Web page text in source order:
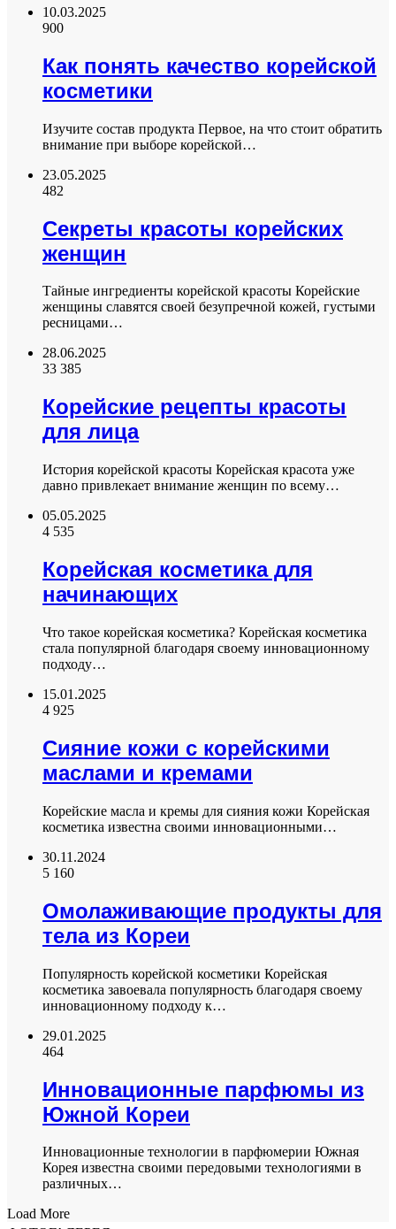
10.03.2025
900
Как понять качество корейской
косметики
Изучите состав продукта Первое, на что стоит обратить
внимание при выборе корейской…
23.05.2025
482
Секреты красоты корейских
женщин
Тайные ингредиенты корейской красоты Корейские
женщины славятся своей безупречной кожей, густыми
ресницами…
28.06.2025
33 385
Корейские рецепты красоты
для лица
История корейской красоты Корейская красота уже
давно привлекает внимание женщин по всему…
05.05.2025
4 535
Корейская косметика для
начинающих
Что такое корейская косметика? Корейская косметика
стала популярной благодаря своему инновационному
подходу…
15.01.2025
4 925
Сияние кожи с корейскими
маслами и кремами
Корейские масла и кремы для сияния кожи Корейская
косметика известна своими инновационными…
30.11.2024
5 160
Омолаживающие продукты для
тела из Кореи
Популярность корейской косметики Корейская
косметика завоевала популярность благодаря своему
инновационному подходу к…
29.01.2025
464
Инновационные парфюмы из
Южной Кореи
Инновационные технологии в парфюмерии Южная
Корея известна своими передовыми технологиями в
различных…
Load More